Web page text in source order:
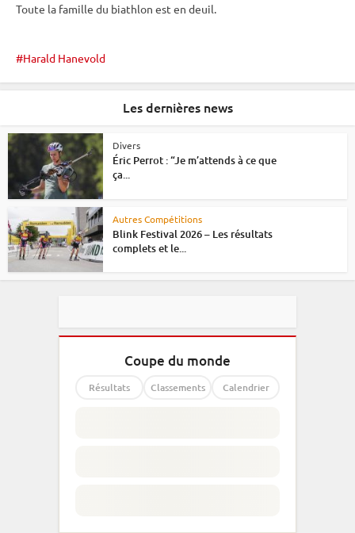
Toute la famille du biathlon est en deuil.
Harald Hanevold
Les dernières news
Divers
Éric Perrot : “Je m’attends à ce que
ça...
Autres Compétitions
Blink Festival 2026 – Les résultats
complets et le...
Coupe du monde
Résultats Classements Calendrier